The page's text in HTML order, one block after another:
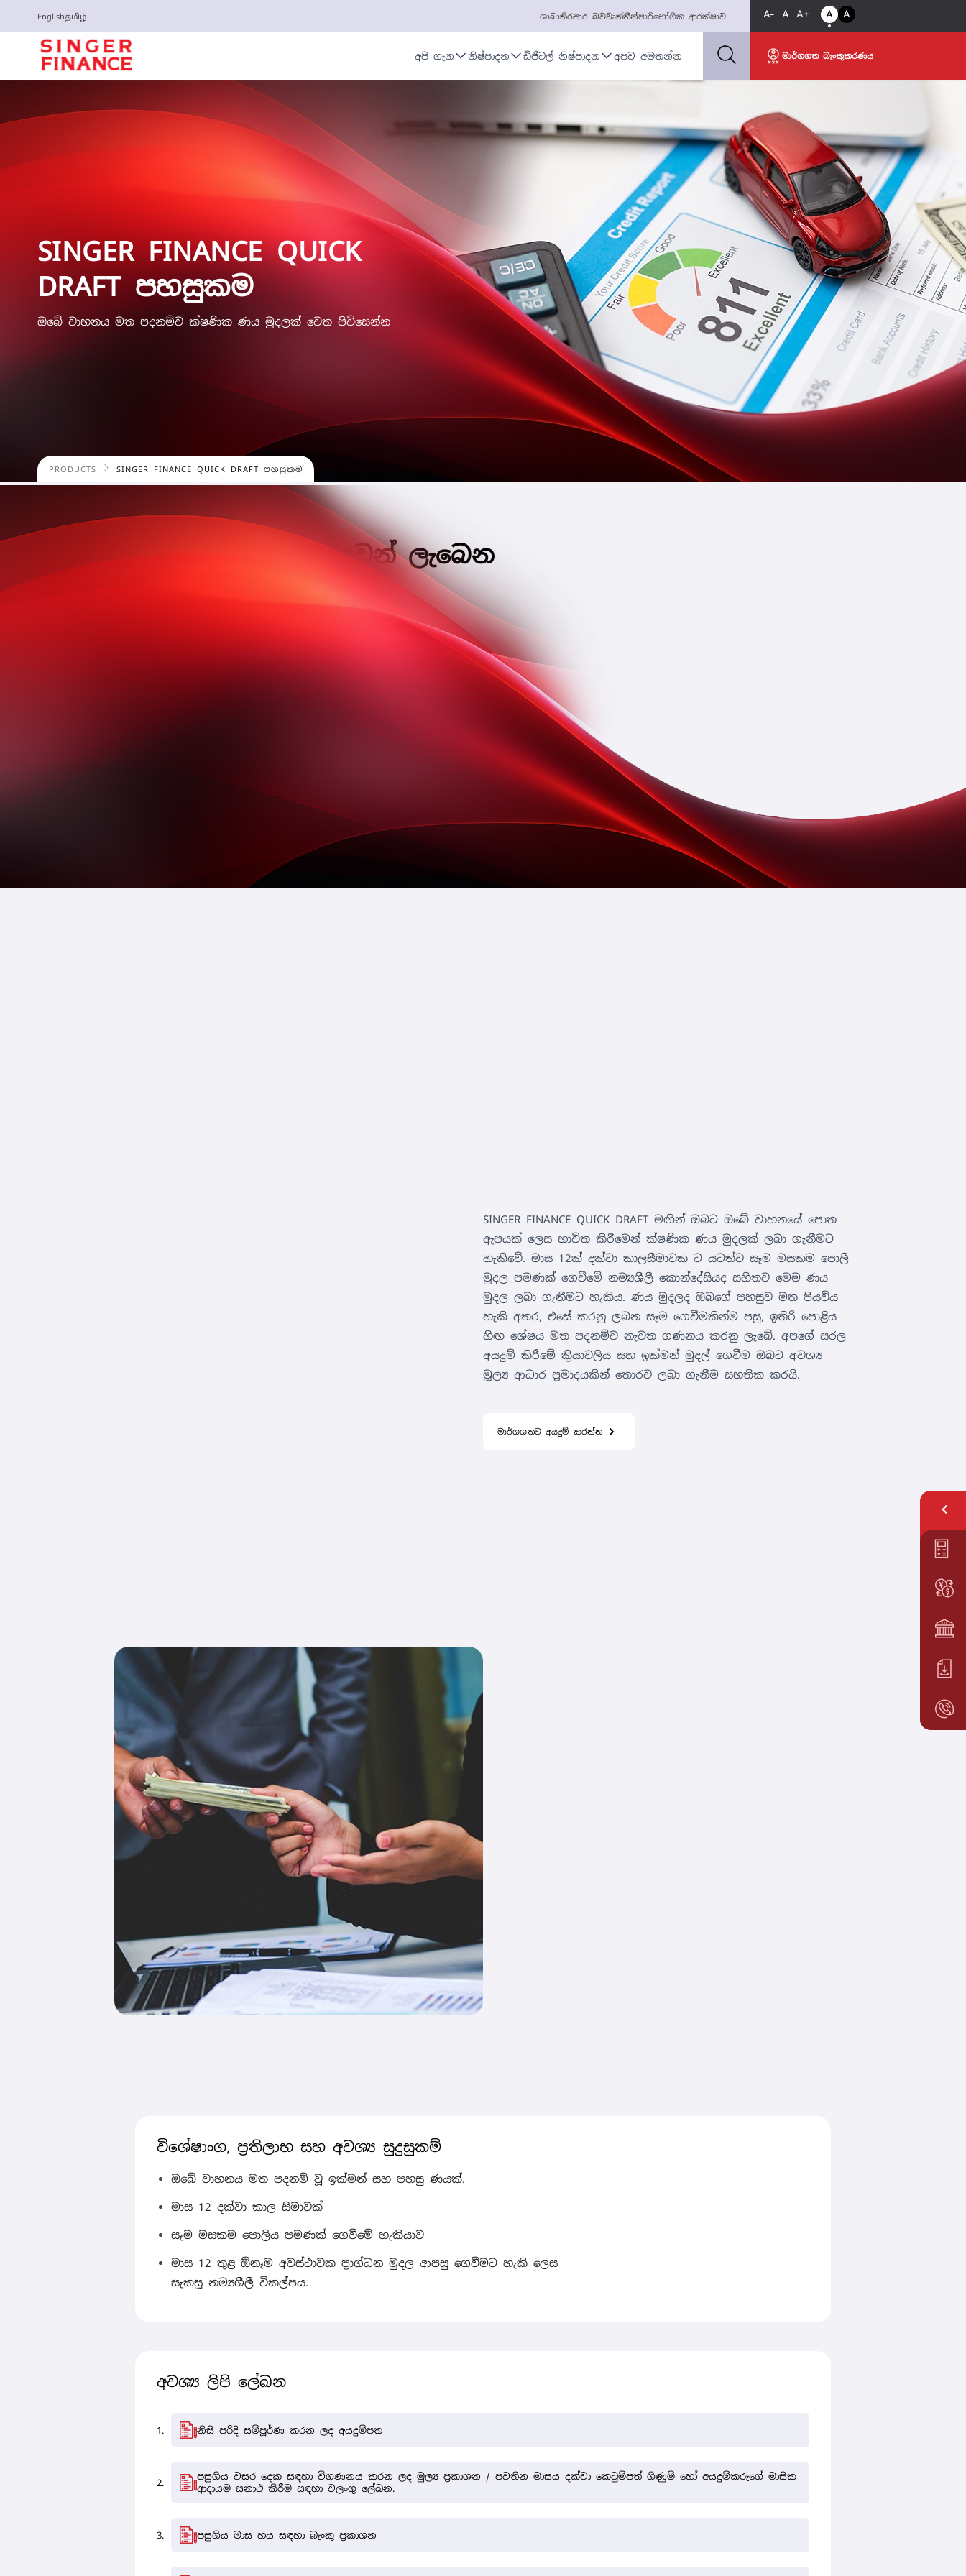
Englishதமிழ் ශාඛාතිරසාර බවවෘත්තීන්පාරිභෝගික ආරක්ෂාව A- A A+ A A
අපි ගැන නිෂ්පාදන ඩිජිටල් නිෂ්පාදන අපව අමතන්න මාර්ගගත බැංකුකරණය
SINGER FINANCE QUICK
DRAFT පහසුකම
ඔබේ වාහනය මත පදනම්ව ක්ෂණික ණය මුදලක් වෙත පිවිසෙන්න
PRODUCTS SINGER FINANCE QUICK DRAFT පහසුකම
ඔබට අවශ්‍යම විටදී පහසුවෙන් ලැබෙන
විශ්වාසනීය මූල්‍ය ආධාර.
SINGER FINANCE QUICK DRAFT මඟින් ඔබට ඔබේ වාහනයේ පොත
ඇපයක් ලෙස භාවිත කිරීමෙන් ක්ෂණික ණය මුදලක් ලබා ගැනීමට
හැකිවේ. මාස 12ක් දක්වා කාලසීමාවක ට යටත්ව සෑම මසකම පොලී
මුදල පමණක් ගෙවීමේ නම්‍යශීලී කොන්දේසියද සහිතව මෙම ණය
මුදල ලබා ගැනීමට හැකිය. ණය මුදලද ඔබගේ පහසුව මත පියවිය
හැකි අතර, එසේ කරනු ලබන සෑම ගෙවීමකින්ම පසු, ඉතිරි පොළිය
හිඟ ශේෂය මත පදනම්ව නැවත ගණනය කරනු ලැබේ. අපගේ සරල
අයදුම් කිරීමේ ක්‍රියාවලිය සහ ඉක්මන් මුදල් ගෙවීම ඔබට අවශ්‍ය
මූල්‍ය ආධාර ප්‍රමාදයකින් තොරව ලබා ගැනීම සහතික කරයි.
මාර්ගගතව අයදුම් කරන්න
විශේෂාංග, ප්‍රතිලාභ සහ අවශ්‍ය සුදුසුකම්
ඔබේ වාහනය මත පදනම් වූ ඉක්මන් සහ පහසු ණයක්.
මාස 12 දක්වා කාල සීමාවක්
සෑම මසකම පොලිය පමණක් ගෙවීමේ හැකියාව
මාස 12 තුළ ඕනෑම අවස්ථාවක ප්‍රාග්ධන මුදල ආපසු ගෙවීමට හැකි ලෙස
සැකසූ නම්‍යශීලී විකල්පය.
අවශ්‍ය ලිපි ලේඛන
නිසි පරිදි සම්පූර්ණ කරන ලද අයදුම්පත
පසුගිය වසර දෙක සඳහා විගණනය කරන ලද මුල්‍ය ප්‍රකාශන / පවතින මාසය දක්වා කෙටුම්පත් ගිණුම් හෝ අයදුම්කරුගේ මාසික
ආදායම සනාථ කිරීම සඳහා වලංගු ලේඛන.
පසුගිය මාස හය සඳහා බැංකු ප්‍රකාශන